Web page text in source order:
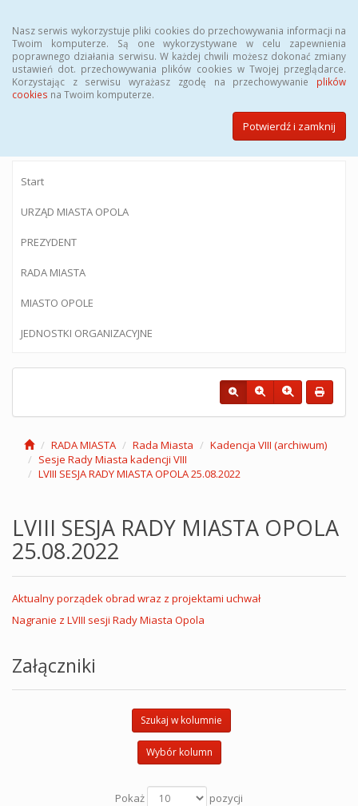
Nasz serwis wykorzystuje pliki cookies do przechowywania informacji na
Twoim komputerze. Są one wykorzystywane w celu zapewnienia
poprawnego działania serwisu. W każdej chwili możesz dokonać zmiany
ustawień dot. przechowywania plików cookies w Twojej przeglądarce.
Korzystając z serwisu wyrażasz zgodę na przechowywanie plików
cookies na Twoim komputerze.
Potwierdź i zamknij
BIULETYN INFORMACJI PUBLICZNEJ
Urzędu Miasta Opola
Start
URZĄD MIASTA OPOLA
PREZYDENT
RADA MIASTA
MIASTO OPOLE
JEDNOSTKI ORGANIZACYJNE
RADA MIASTA Rada Miasta
Kadencja VIII (archiwum)
Sesje Rady Miasta kadencji VIII
LVIII SESJA RADY MIASTA OPOLA 25.08.2022
LVIII SESJA RADY MIASTA OPOLA
25.08.2022
Aktualny porządek obrad wraz z projektami uchwał
Nagranie z LVIII sesji Rady Miasta Opola
Załączniki
Szukaj w kolumnie
Wybór kolumn
Pokaż
pozycji